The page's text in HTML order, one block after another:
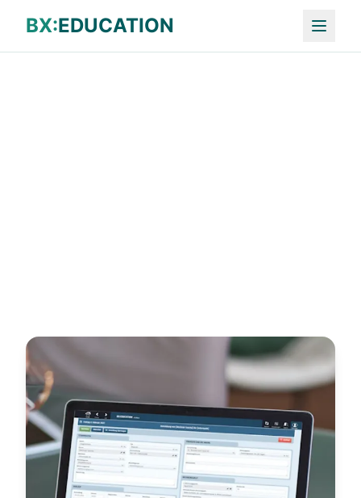
BX:EDUCATION